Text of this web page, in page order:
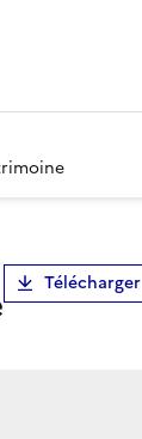
Télécharger